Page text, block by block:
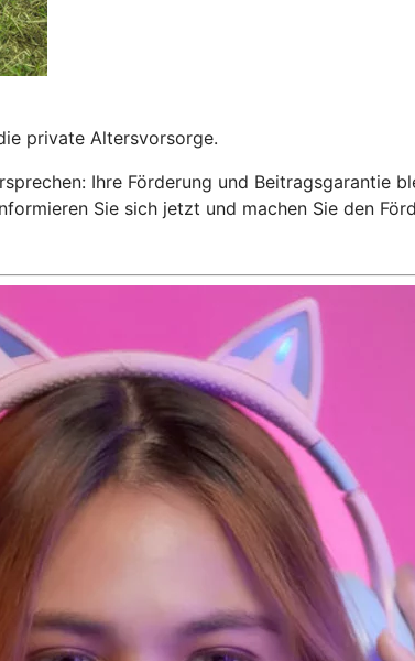
private Altersvorsorge.
Ihre Förderung und Beitragsgarantie
Sie sich jetzt und machen Sie den